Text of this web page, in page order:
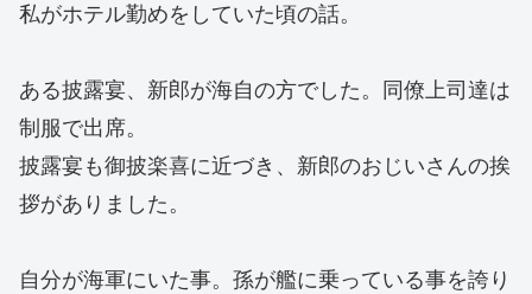
私がホテル勤めをしていた頃の話。
ある披露宴、新郎が海自の方でした。同僚上司達は
制服で出席。
披露宴も御披楽喜に近づき、新郎のおじいさんの挨
拶がありました。
自分が海軍にいた事。孫が艦に乗っている事を誇り